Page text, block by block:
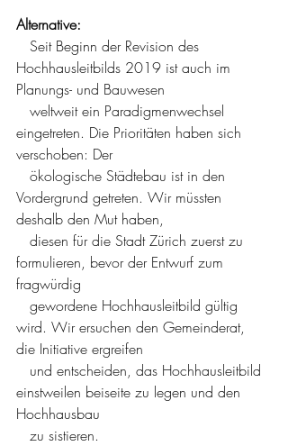
Alternative:
Seit Beginn der Revision des
Hochhausleitbilds 2019 ist auch im
Planungs- und Bauwesen
eingetreten. Die Prioritäten haben sich
verschoben: Der
Vordergrund getreten. Wir müssten
deshalb den Mut haben,
formulieren, bevor der Entwurf zum
fragwürdig
wird. Wir ersuchen den Gemeinderat,
die Initiative ergreifen
einstweilen beiseite zu legen und den
Hochhausbau
   zu sistieren.